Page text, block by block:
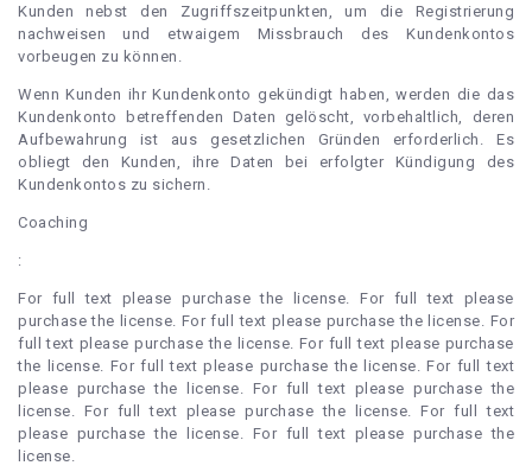
Kunden nebst den Zugriffszeitpunkten, um die Registrierung
nachweisen und etwaigem Missbrauch des Kundenkontos
vorbeugen zu können.
Wenn Kunden ihr Kundenkonto gekündigt haben, werden die das
Kundenkonto betreffenden Daten gelöscht, vorbehaltlich, deren
Aufbewahrung ist aus gesetzlichen Gründen erforderlich. Es
obliegt den Kunden, ihre Daten bei erfolgter Kündigung des
Kundenkontos zu sichern.
Coaching
:
For full text please purchase the license. For full text please
purchase the license. For full text please purchase the license. For
full text please purchase the license. For full text please purchase
the license. For full text please purchase the license. For full text
please purchase the license. For full text please purchase the
license. For full text please purchase the license. For full text
please purchase the license. For full text please purchase the
license.